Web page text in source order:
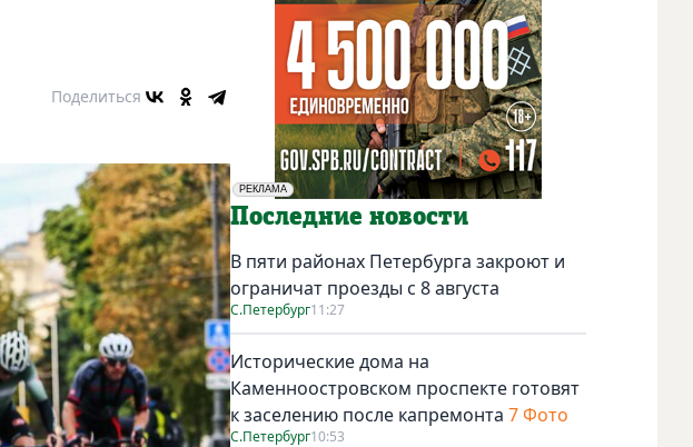
Поделиться
РЕКЛАМА
Социальная реклама
Последние новости
В пяти районах Петербурга закроют и
ограничат проезды с 8 августа
С.Петербург11:27
Исторические дома на
Каменноостровском проспекте готовят
к заселению после капремонта 7 Фото
С.Петербург10:53